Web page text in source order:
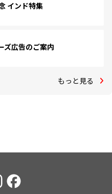
インド特集
ズ広告のご案内
もっと見る